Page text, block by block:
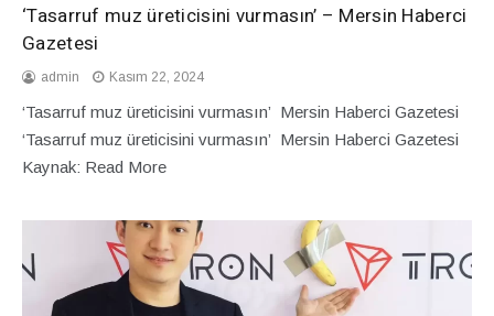
‘Tasarruf muz üreticisini vurmasın’ – Mersin Haberci
Gazetesi
admin Kasım 22, 2024
‘Tasarruf muz üreticisini vurmasın’ Mersin Haberci Gazetesi
‘Tasarruf muz üreticisini vurmasın’ Mersin Haberci Gazetesi
Kaynak: Read More